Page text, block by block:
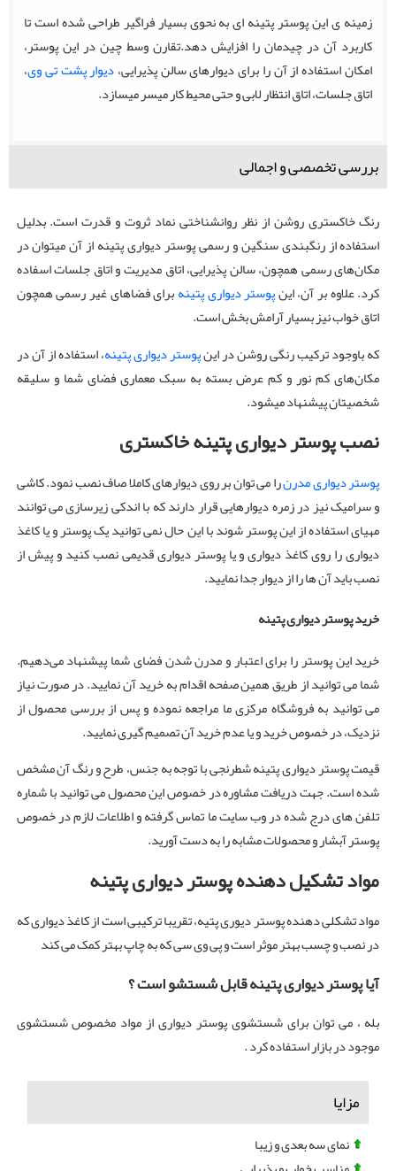
زمینه ی این پوستر پتینه ای به نحوی بسیار فراگیر طراحی شده است تا
کاربرد آن در چیدمان را افزایش دهد.تقارن وسط چین در این پوستر،
امکان استفاده از آن را برای دیوارهای سالن پذیرایی،دیوار پشت تی وی،
اتاق جلسات، اتاق انتظار لابی و حتی محیط کار میسر میسازد.
بررسی تخصصی و اجمالی
رنگ خاکستری روشن از نظر روانشناختی نماد ثروت و قدرت است. بدلیل
استفاده از رنگبندی سنگین و رسمی پوستر دیواری پتینه از آن میتوان در
مکان‌های رسمی همچون، سالن پذیرایی، اتاق مدیریت و اتاق جلسات اسفاده
کرد. علاوه بر آن، اینپوستر دیواری پتینهبرای فضاهای غیر رسمی همچون
اتاق خواب نیز بسیار آرامش بخش است.
که باوجود ترکیب رنگی روشن در اینپوستر دیواری پتینه، استفاده از آن در
مکان‌های کم نور و کم عرض بسته به سبک معماری فضای شما و سلیقه
شخصیتان پیشنهاد میشود.
نصب پوستر دیواری پتینه خاکستری
پوستر دیواری مدرنرا می توان بر روی دیوارهای کاملا صاف نصب نمود. کاشی
و سرامیک نیز در زمره دیوارهایی قرار دارند که با اندکی زیرسازی می توانند
مهیای استفاده از این پوستر شوند با این حال نمی توانید یک پوستر و یا کاغذ
دیواری را روی کاغذ دیواری و یا پوستر دیواری قدیمی نصب کنید و پیش از
نصب باید آن ها را از دیوار جدا نمایید.
خرید پوستر دیواری پتینه
خرید این پوستر را برای اعتبار و مدرن شدن فضای شما پیشنهاد می‌دهیم.
شما می توانید از طریق همین صفحه اقدام به خرید آن نمایید. در صورت نیاز
می توانید به فروشگاه مرکزی ما مراجعه نموده و پس از بررسی محصول از
نزدیک، در خصوص خرید و یا عدم خرید آن تصمیم گیری نمایید.
قیمت پوستر دیواری پتینه شطرنجی با توجه به جنس، طرح و رنگ آن مشخص
شده است. جهت دریافت مشاوره در خصوص این محصول می توانید با شماره
تلفن های درج شده در وب سایت ما تماس گرفته و اطلاعات لازم در خصوص
پوستر آبشار و محصولات مشابه را به دست آورید.
مواد تشکیل دهنده پوستر دیواری پتینه
مواد تشکلی دهنده پوستر دیوری پتیه، تقریبا ترکیبی است از کاغذ دیواری که
در نصب و چسب بهتر موثر است و پی وی سی که به چاپ بهتر کمک می کند
آیا پوستر دیواری پتینه قابل شستشو است ؟
بله ، می توان برای شستشوی پوستر دیواری از مواد مخصوص شستشوی
موجود در بازار استفاده کرد .
مزایا
نمای سه بعدی و زیبا